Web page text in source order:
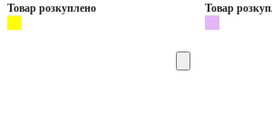
Товар розкуплено Товар